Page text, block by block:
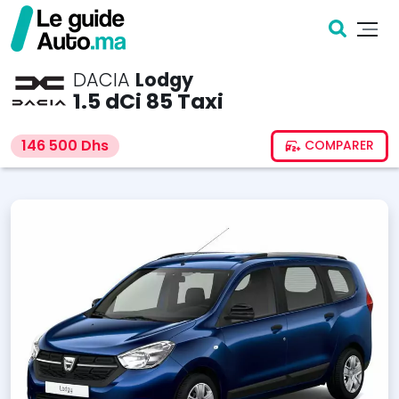
DACIA Lodgy
1.5 dCi 85 Taxi
146 500 Dhs COMPARER